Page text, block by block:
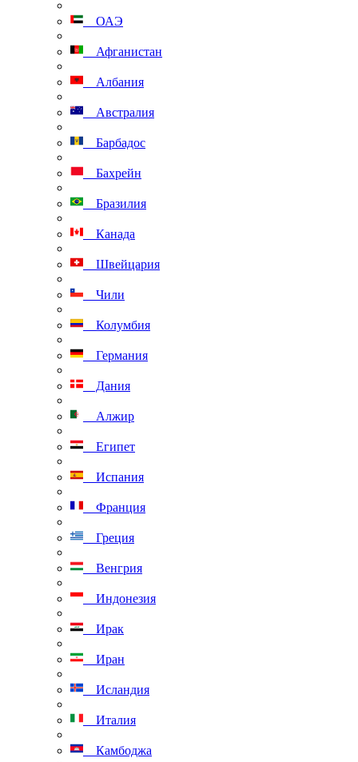
ОАЭ
Афганистан
Албания
Австралия
Барбадос
Бахрейн
Бразилия
Канада
Швейцария
Чили
Колумбия
Германия
Дания
Алжир
Египет
Испания
Франция
Греция
Венгрия
Индонезия
Ирак
Иран
Исландия
Италия
Камбоджа